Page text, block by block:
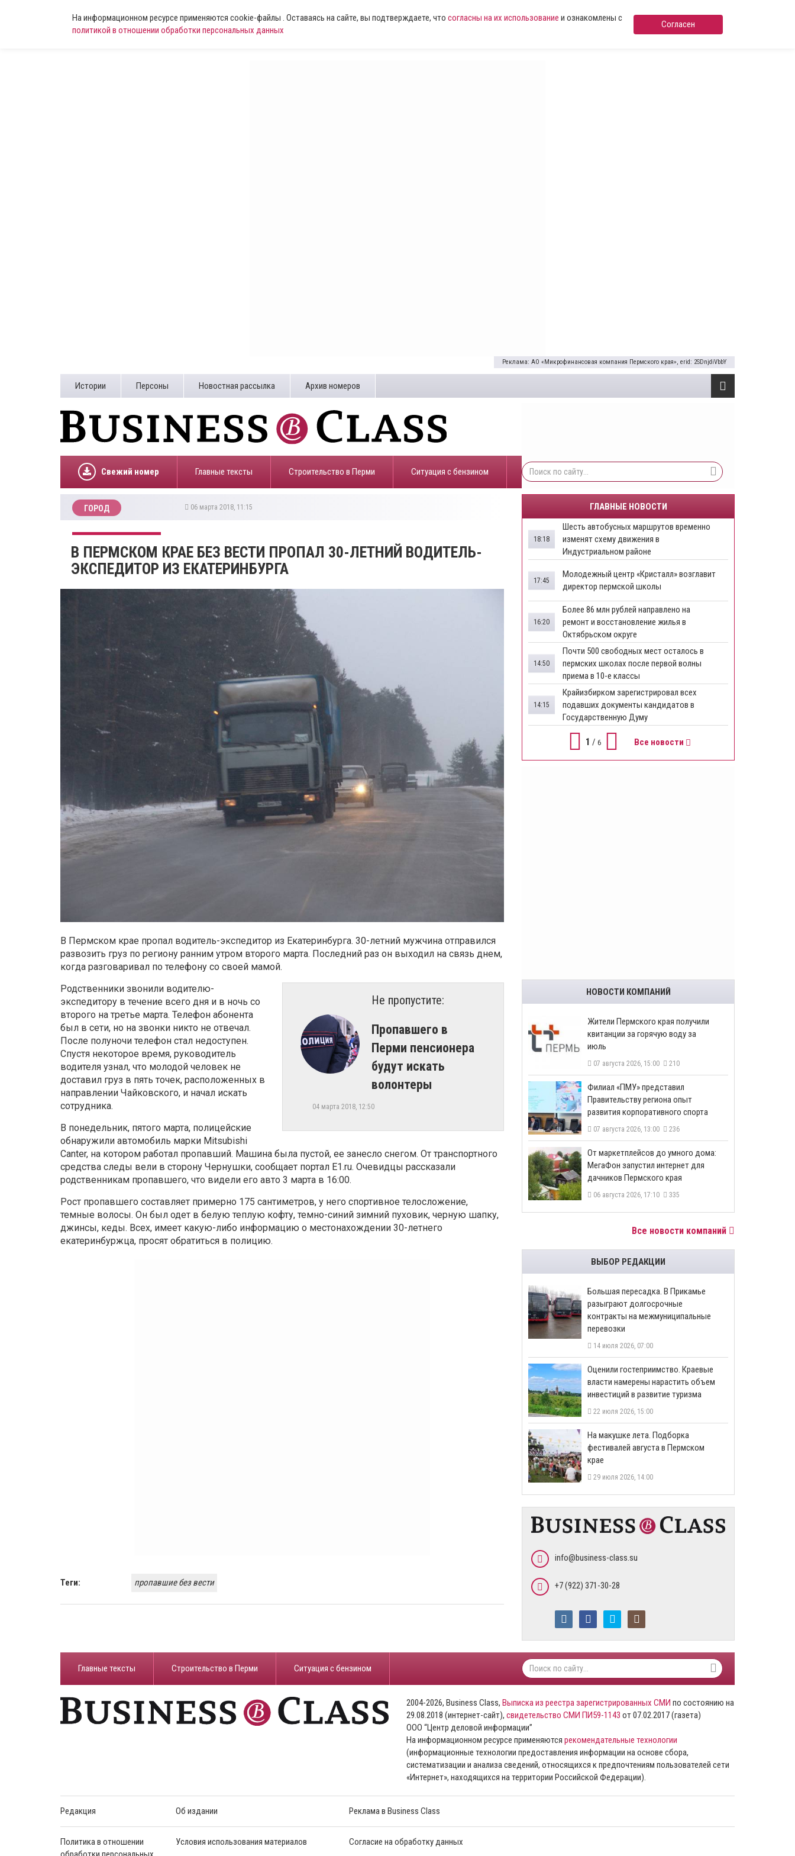
На информационном ресурсе применяются cookie-файлы . Оставаясь на сайте, вы подтверждаете, что согласны на их использование и ознакомлены с
политикой в отношении обработки персональных данных
Согласен
Реклама: АО «Микрофинансовая компания Пермского края», erid: 2SDnjdiVbbY
Истории Персоны Новостная рассылка Архив номеров
Свежий номер Главные тексты Строительство в Перми ​Ситуация с бензином
ГОРОД 06 марта 2018, 11:15
В ПЕРМСКОМ КРАЕ БЕЗ ВЕСТИ ПРОПАЛ 30-ЛЕТНИЙ ВОДИТЕЛЬ-
ЭКСПЕДИТОР ИЗ ЕКАТЕРИНБУРГА
В Пермском крае пропал водитель-экспедитор из Екатеринбурга. 30-летний мужчина отправился
развозить груз по региону ранним утром второго марта. Последний раз он выходил на связь днем,
когда разговаривал по телефону со своей мамой.
Не пропустите:
Пропавшего в
Перми пенсионера
будут искать
волонтеры
04 марта 2018, 12:50
Родственники звонили водителю-
экспедитору в течение всего дня и в ночь со
второго на третье марта. Телефон абонента
был в сети, но на звонки никто не отвечал.
После полуночи телефон стал недоступен.
Спустя некоторое время, руководитель
водителя узнал, что молодой человек не
доставил груз в пять точек, расположенных в
направлении Чайковского, и начал искать
сотрудника.
В понедельник, пятого марта, полицейские
обнаружили автомобиль марки Mitsubishi
Canter, на котором работал пропавший. Машина была пустой, ее занесло снегом. От транспортного
средства следы вели в сторону Чернушки, сообщает портал E1.ru. Очевидцы рассказали
родственникам пропавшего, что видели его авто 3 марта в 16:00.
Рост пропавшего составляет примерно 175 сантиметров, у него спортивное телосложение,
темные волосы. Он был одет в белую теплую кофту, темно-синий зимний пуховик, черную шапку,
джинсы, кеды. Всех, имеет какую-либо информацию о местонахождении 30-летнего
екатеринбуржца, просят обратиться в полицию.
Теги: пропавшие без вести
ГЛАВНЫЕ НОВОСТИ
Шесть автобусных маршрутов временно
изменят схему движения в
Индустриальном районе
18:18
Молодежный центр «Кристалл» возглавит
директор пермской школы
17:45
Более 86 млн рублей направлено на
ремонт и восстановление жилья в
Октябрьском округе
16:20
Почти 500 свободных мест осталось в
пермских школах после первой волны
приема в 10-е классы
14:50
Крайизбирком зарегистрировал всех
подавших документы кандидатов в
Государственную Думу
14:15
1 / 6 Все новости
НОВОСТИ КОМПАНИЙ
​Жители Пермского края получили
квитанции за горячую воду за
июль
07 августа 2026, 15:00 210
​Филиал «ПМУ» представил
Правительству региона опыт
развития корпоративного спорта
07 августа 2026, 13:00 236
От маркетплейсов до умного дома:
МегаФон запустил интернет для
дачников Пермского края
06 августа 2026, 17:10 335
Все новости компаний
ВЫБОР РЕДАКЦИИ
Большая пересадка. В Прикамье
разыграют долгосрочные
контракты на межмуниципальные
перевозки
14 июля 2026, 07:00
Оценили гостеприимство. Краевые
власти намерены нарастить объем
инвестиций в развитие туризма
22 июля 2026, 15:00
На макушке лета. Подборка
фестивалей августа в Пермском
крае
29 июля 2026, 14:00
info@business-class.su
+7 (922) 371-30-28
Главные тексты Строительство в Перми ​Ситуация с бензином
2004-2026, Business Class, Выписка из реестра зарегистрированных СМИ по состоянию на
29.08.2018 (интернет-сайт), свидетельство СМИ ПИ59-1143 от 07.02.2017 (газета)
ООО “Центр деловой информации”
На информационном ресурсе применяются рекомендательные технологии
(информационные технологии предоставления информации на основе сбора,
систематизации и анализа сведений, относящихся к предпочтениям пользователей сети
«Интернет», находящихся на территории Российской Федерации).
Редакция Об издании Реклама в Business Class
Политика в отношении
Условия использования материалов Согласие на обработку данных